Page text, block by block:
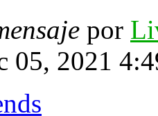
por
05, 2021